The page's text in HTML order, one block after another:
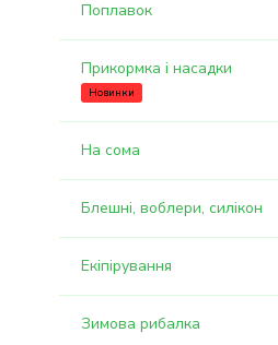
Поплавок
Прикормка і насадки
Новинки
На сома
Блешні, воблери, силікон
Екіпірування
Зимова рибалка